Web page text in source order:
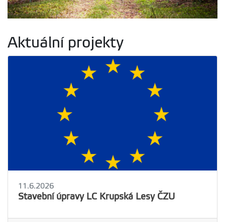
Aktuální projekty
11.6.2026
Stavební úpravy LC Krupská Lesy ČZU